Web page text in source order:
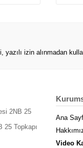
yazılı izin alınmadan
2NB 25
25 Topkapı
Ana
Video